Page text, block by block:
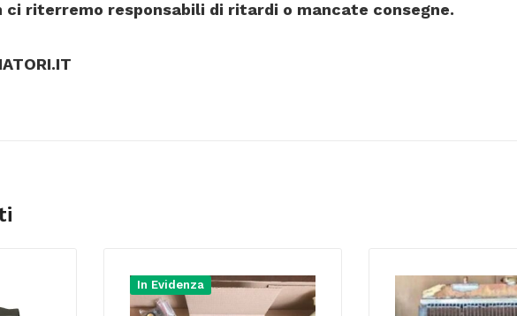
ci riterremo responsabili di ritardi o mancate consegne.
In Evidenza